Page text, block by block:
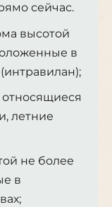
сейчас.
высотой
в
летние
не более
в